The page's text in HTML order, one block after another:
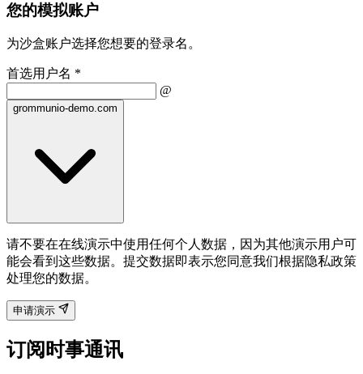
您的模拟账户
为沙盒账户选择您想要的登录名。
首选用户名 *
@
grommunio-demo.com
请不要在在线演示中使用任何个人数据，因为其他演示用户可
能会看到这些数据。提交数据即表示您同意我们根据隐私政策
处理您的数据。
申请演示
订阅时事通讯